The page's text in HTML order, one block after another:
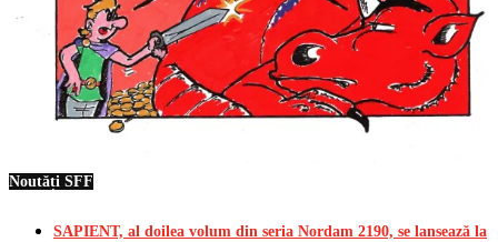
Noutăți SFF
SAPIENT, al doilea volum din seria Nordam 2190, se lansează la